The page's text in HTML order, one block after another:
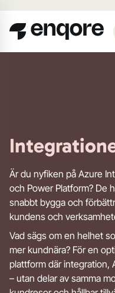
Är du nyfiken på Azure
och Power Platform? De
snabbt bygga och
kundens och
Vad sägs om en helhet
mer kundnära? För en
plattform där integration,
– utan delar av samma